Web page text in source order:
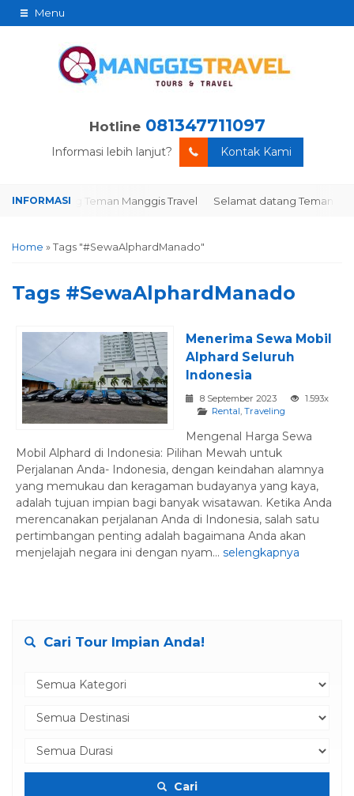
Menu
Hotline 081347711097
Informasi lebih lanjut? Kontak Kami
datang Teman Manggis Travel Selamat datang Teman
Home » Tags "#SewaAlphardManado"
Tags #SewaAlphardManado
Menerima Sewa Mobil
Alphard Seluruh
Indonesia
8 September 2023
1.593x
Rental, Traveling
Mengenal Harga Sewa
Mobil Alphard di Indonesia: Pilihan Mewah untuk
Perjalanan Anda- Indonesia, dengan keindahan alamnya
yang memukau dan keragaman budayanya yang kaya,
adalah tujuan impian bagi banyak wisatawan. Ketika Anda
merencanakan perjalanan Anda di Indonesia, salah satu
pertimbangan penting adalah bagaimana Anda akan
menjelajah negara ini dengan nyam... selengkapnya
Cari Tour Impian Anda!
Cari